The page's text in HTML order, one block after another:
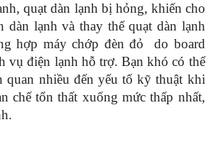
quạt dàn lạnh bị hỏng, khiến cho
lạnh và thay thế quạt dàn lạnh
hợp máy chớp đèn đỏ do board
vụ điện lạnh hỗ trợ. Bạn khó có thể
nhiều đến yếu tố kỹ thuật khi
chế tổn thất xuống mức thấp nhất,